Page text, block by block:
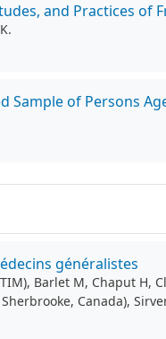
and Practices of
Sample of Persons
généralistes
Barlet M, Chaput
Canada),